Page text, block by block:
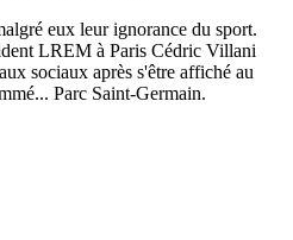
eux leur ignorance du sport.
LREM à Paris Cédric Villani
sociaux après s'être affiché au
Parc Saint-Germain.